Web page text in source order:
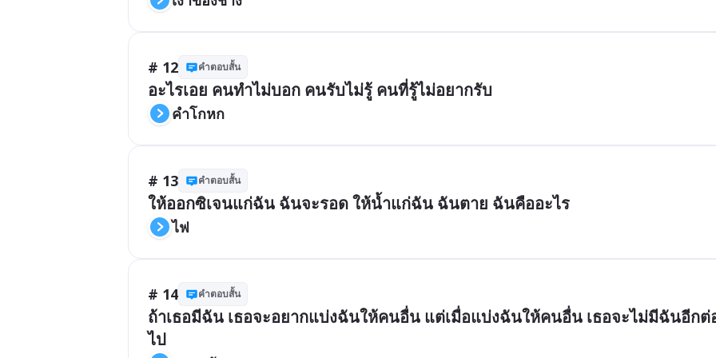
# 12 คำตอบสั้น
อะไรเอย คนทำไม่บอก คนรับไม่รู้ คนที่รู้ไม่อยากรับ
คำโกหก
# 13 คำตอบสั้น
ให้ออกซิเจนแก่ฉัน ฉันจะรอด ให้น้ำแก่ฉัน ฉันตาย ฉันคืออะไร
ไฟ
# 14 คำตอบสั้น
ถ้าเธอมีฉัน เธอจะอยากแบ่งฉันให้คนอื่น แต่เมื่อแบ่งฉันให้คนอื่น เธอจะไม่มีฉันอีกต่
ไป